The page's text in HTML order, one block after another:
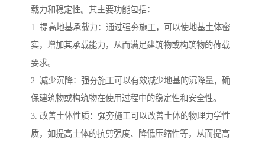
载力和稳定性。其主要功能包括：
1. 提高地基承载力：通过强夯施工，可以使地基土体密
实，增加其承载能力，从而满足建筑物或构筑物的荷载
要求。
2. 减少沉降：强夯施工可以有效减少地基的沉降量，确
保建筑物或构筑物在使用过程中的稳定性和安全性。
3. 改善土体性质：强夯施工可以改善土体的物理力学性
质，如提高土体的抗剪强度、降低压缩性等，从而提高